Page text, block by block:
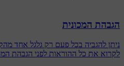
הגבהת המכונית
ניתן להגביה בכל פעם רק גלגל אחד
לקרוא את כל ההוראות לפני הגבהת